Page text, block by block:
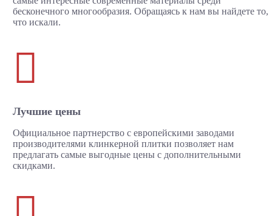
бесконечного многообразия. Обращаясь к нам вы найдете то,
что искали.

Лучшие цены
Официальное партнерство с европейскими заводами
производителями клинкерной плитки позволяет нам
предлагать самые выгодные цены с дополнительными
скидками.